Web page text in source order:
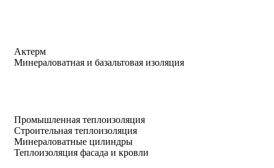
Актерм
Минераловатная и базальтовая изоляция
Промышленная теплоизоляция
Строительная теплоизоляция
Минераловатные цилиндры
Теплоизоляция фасада и кровли